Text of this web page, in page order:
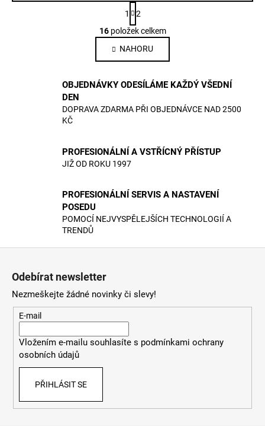
O
v
l
á
d
a
c
v
v
p
s
S
t
r
á
n
k
v
n
1
2
16položek celkem
NAHORU
OBJEDNÁVKY ODESÍLÁME KAŽDÝ VŠEDNÍ
DEN
DOPRAVA ZDARMA PŘI OBJEDNÁVCE NAD 2500
KČ
PROFESIONÁLNÍ A VSTŘÍCNÝ PŘÍSTUP
JIŽ OD ROKU 1997
PROFESIONÁLNÍ SERVIS A NASTAVENÍ
POSEDU
POMOCÍ NEJVYSPĚLEJŠÍCH TECHNOLOGIÍ A
TRENDŮ
Odebírat newsletter
Nezmeškejte žádné novinky či slevy!
E-mail
Vložením e-mailu souhlasíte s podmínkami ochrany
osobních údajů
PŘIHLÁSIT SE